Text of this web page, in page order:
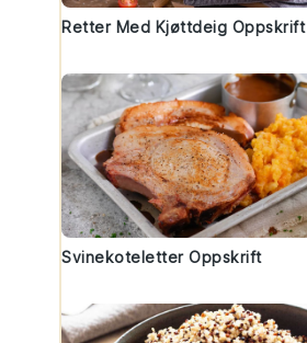
Retter Med Kjøttdeig Oppskrift
Svinekoteletter Oppskrift